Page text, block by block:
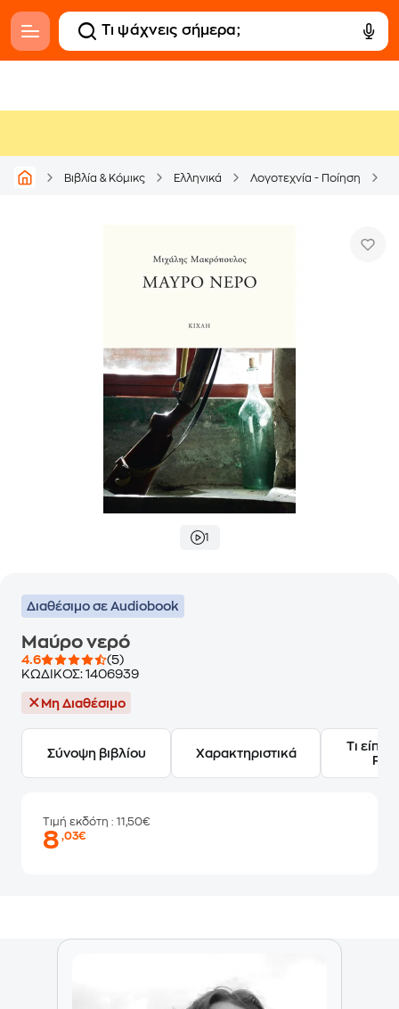
Βιβλία & Κόμικς Ελληνικά Λογοτεχνία - Ποίηση
1
Διαθέσιμο σε Audiobook
Μαύρο νερό
4.6
(5)
ΚΩΔΙΚΟΣ: 1406939
Μη Διαθέσιμο
Σύνοψη βιβλίου Χαρακτηριστικά
Τι
Τιμή εκδότη : 11,50€
8,03€